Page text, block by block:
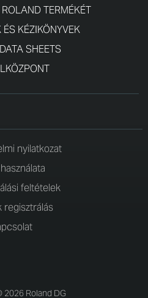
TERMÉKÉT
KÉZIKÖNYVEK
SHEETS
nyilatkozat
feltételek
regisztrálás
Roland DG